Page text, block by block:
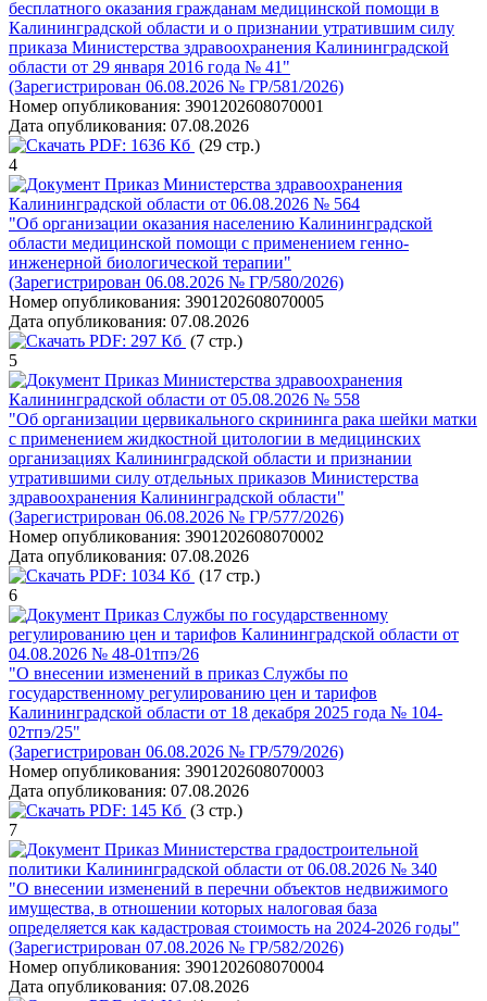
бесплатного оказания гражданам медицинской помощи в
Калининградской области и о признании утратившим силу
приказа Министерства здравоохранения Калининградской
области от 29 января 2016 года № 41"
(Зарегистрирован 06.08.2026 № ГР/581/2026)
Номер опубликования: 3901202608070001
Дата опубликования: 07.08.2026
PDF: 1636 Кб (29 стр.)
4
Приказ Министерства здравоохранения
Калининградской области от 06.08.2026 № 564
"Об организации оказания населению Калининградской
области медицинской помощи с применением генно-
инженерной биологической терапии"
(Зарегистрирован 06.08.2026 № ГР/580/2026)
Номер опубликования: 3901202608070005
Дата опубликования: 07.08.2026
PDF: 297 Кб (7 стр.)
5
Приказ Министерства здравоохранения
Калининградской области от 05.08.2026 № 558
"Об организации цервикального скрининга рака шейки матки
с применением жидкостной цитологии в медицинских
организациях Калининградской области и признании
утратившими силу отдельных приказов Министерства
здравоохранения Калининградской области"
(Зарегистрирован 06.08.2026 № ГР/577/2026)
Номер опубликования: 3901202608070002
Дата опубликования: 07.08.2026
PDF: 1034 Кб (17 стр.)
6
Приказ Службы по государственному
регулированию цен и тарифов Калининградской области от
04.08.2026 № 48-01тпэ/26
"О внесении изменений в приказ Службы по
государственному регулированию цен и тарифов
Калининградской области от 18 декабря 2025 года № 104-
02тпэ/25"
(Зарегистрирован 06.08.2026 № ГР/579/2026)
Номер опубликования: 3901202608070003
Дата опубликования: 07.08.2026
PDF: 145 Кб (3 стр.)
7
Приказ Министерства градостроительной
политики Калининградской области от 06.08.2026 № 340
"О внесении изменений в перечни объектов недвижимого
имущества, в отношении которых налоговая база
определяется как кадастровая стоимость на 2024-2026 годы"
(Зарегистрирован 07.08.2026 № ГР/582/2026)
Номер опубликования: 3901202608070004
Дата опубликования: 07.08.2026